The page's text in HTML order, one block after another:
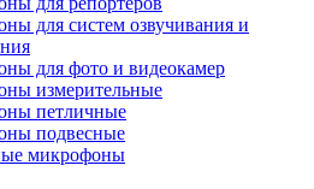
для систем озвучивания и
для фото и видеокамер
измерительные
петличные
подвесные
микрофоны